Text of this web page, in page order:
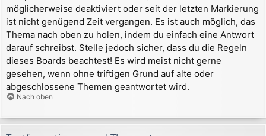
möglicherweise deaktiviert oder seit der letzten Markierung
ist nicht genügend Zeit vergangen. Es ist auch möglich, das
Thema nach oben zu holen, indem du einfach eine Antwort
darauf schreibst. Stelle jedoch sicher, dass du die Regeln
dieses Boards beachtest! Es wird meist nicht gerne
gesehen, wenn ohne triftigen Grund auf alte oder
abgeschlossene Themen geantwortet wird.
Nach oben